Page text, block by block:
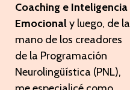
Coaching e Inteligencia
Emocionaly luego, de la
mano de los creadores
de la Programación
Neurolingüística (PNL),